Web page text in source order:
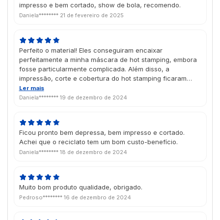
impresso e bem cortado, show de bola, recomendo.
Daniela******** 21 de fevereiro de 2025
Perfeito o material! Eles conseguiram encaixar
perfeitamente a minha máscara de hot stamping, embora
fosse particularmente complicada. Além disso, a
impressão, corte e cobertura do hot stamping ficaram
muito bons. Chegou antes do esperado, bem em tempo
pro Natal, estou muito satisfeita com o trabalho da Futura
Ler mais
Daniela******** 19 de dezembro de 2024
Ficou pronto bem depressa, bem impresso e cortado.
Achei que o reciclato tem um bom custo-benefício.
Daniela******** 18 de dezembro de 2024
Muito bom produto qualidade, obrigado.
Pedroso******** 16 de dezembro de 2024